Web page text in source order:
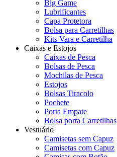
Big Game
Lubrificantes
Capa Protetora
Bolsa para Carretilhas
Kits Vara e Carretilha
Caixas e Estojos
Caixas de Pesca
Bolsas de Pesca
Mochilas de Pesca
Estojos
Bolsas Tiracolo
Pochete
Porta Empate
Bolsa porta Carretilhas
Vestuário
Camisetas sem Capuz
Camisetas com Capuz